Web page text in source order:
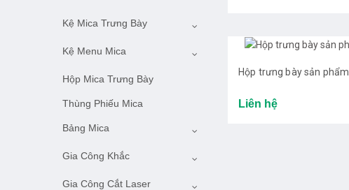
Hộp trưng bày sản phẩm
Liên hệ
Kệ Mica Trưng Bày
Kệ Menu Mica
Hộp Mica Trưng Bày
Thùng Phiếu Mica
Bảng Mica
Gia Công Khắc
Gia Công Cắt Laser